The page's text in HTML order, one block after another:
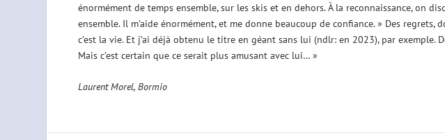
énormément de temps ensemble, sur les skis et en dehors. À la reconnaissance, on
ensemble. Il m’aide énormément, et me donne beaucoup de confiance. » Des regrets,
c’est la vie. Et j’ai déjà obtenu le titre en géant sans lui (ndlr: en 2023), par exemple.
Mais c’est certain que ce serait plus amusant avec lui… »
Laurent Morel, Bormio